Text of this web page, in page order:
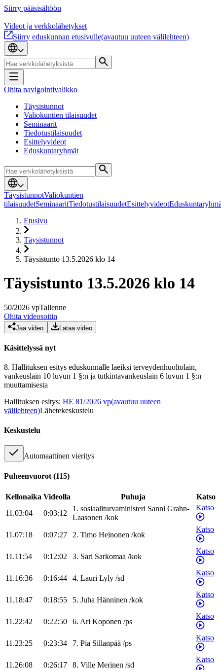
Siirry pääsisältöön
Videot ja verkkolähetykset
Siirry eduskunnan etusivulle(avautuu uuteen välilehteen)
Ohita navigointivalikko
Täysistunnot
Valiokuntien tilaisuudet
Seminaarit
Tiedotustilaisuudet
Esittelyvideot
Eduskuntaryhmät
TäysistunnotValiokuntien
tilaisuudetSeminaaritTiedotustilaisuudetEsittelyvideot
Etusivu
Täysistunnot
Täysistunto 13.5.2026 klo 14
Täysistunto 13.5.2026 klo 14
50/2026 vpTallenne
Ohita videosoitin
Jaa video Lataa video
Käsittelyssä nyt
8. Hallituksen esitys eduskunnalle laeiksi terveydenhuoltolain,
vankeuslain 10 luvun 1 §:n ja tutkintavankeuslain 6 luvun 1 §:n
muuttamisesta
Hallituksen esitys: HE 81/2026 vp(avautuu uuteen
välilehteen)Lähetekeskustelu
Keskustelu
Automaattinen vieritys
Puheenvuorot (115)
Kellonaika Videolla Puhuja
Katso
11.03:04
0:03:12
1. sosiaaliturvaministeri Sanni Grahn-
Laasonen /kok
Katso
11.07:18 0:07:27 2. Timo Heinonen /kok
Katso
11.11:54 0:12:02 3. Sari Sarkomaa /kok
Katso
11.16:36 0:16:44 4. Lauri Lyly /sd
Katso
11.18:47 0:18:55 5. Juha Hänninen /kok
Katso
11.22:42 0:22:50 6. Ari Koponen /ps
Katso
11.23:25 0:23:34 7. Pia Sillanpää /ps
Katso
11.26:08 0:26:17 8. Ville Merinen /sd
Katso